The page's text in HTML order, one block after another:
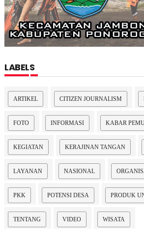
LABELS
ARTIKEL CITIZEN JOURNALISM
FOTO INFORMASI KABAR
KEGIATAN KERAJINAN TANGAN
LAYANAN NASIONAL
PKK POTENSI DESA PRODUK
TENTANG VIDEO WISATA